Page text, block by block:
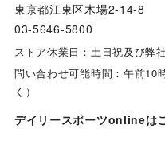
東京都江東区木場2-14-8
03-5646-5800
ストア休業日：土日祝及び弊
問い合わせ可能時間：午前10
く）
デイリースポーツonlineは